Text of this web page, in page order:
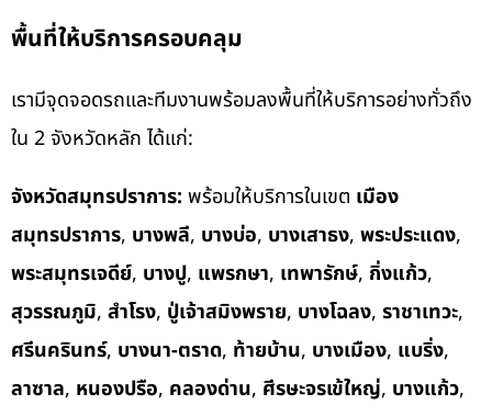
พื้นที่ให้บริการครอบคลุม
เรามีจุดจอดรถและทีมงานพร้อมลงพื้นที่ให้บริการอย่างทั่วถึง
ใน 2 จังหวัดหลัก ได้แก่:
จังหวัดสมุทรปราการ: พร้อมให้บริการในเขต เมือง
สมุทรปราการ, บางพลี, บางบ่อ, บางเสาธง, พระประแดง,
พระสมุทรเจดีย์, บางปู, แพรกษา, เทพารักษ์, กิ่งแก้ว,
สุวรรณภูมิ, สำโรง, ปู่เจ้าสมิงพราย, บางโฉลง, ราชาเทวะ,
ศรีนครินทร์, บางนา-ตราด, ท้ายบ้าน, บางเมือง, แบริ่ง,
ลาซาล, หนองปรือ, คลองด่าน, ศีรษะจรเข้ใหญ่, บางแก้ว,